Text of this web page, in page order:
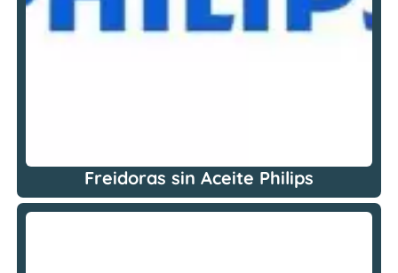
Freidoras sin Aceite Philips